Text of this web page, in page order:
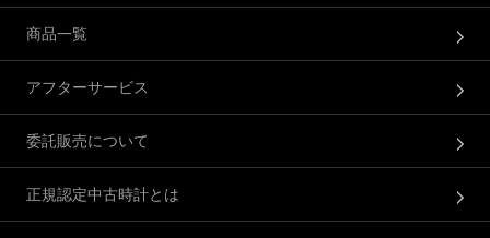
商品一覧
アフターサービス
委託販売について
正規認定中古時計とは